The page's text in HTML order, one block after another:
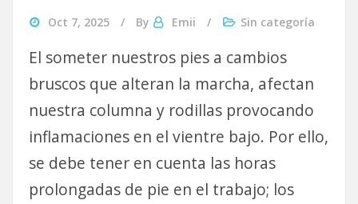
Oct 7, 2025 By Emii Sin categoría
El someter nuestros pies a cambios
bruscos que alteran la marcha, afectan
nuestra columna y rodillas provocando
inflamaciones en el vientre bajo. Por ello,
se debe tener en cuenta las horas
prolongadas de pie en el trabajo; los